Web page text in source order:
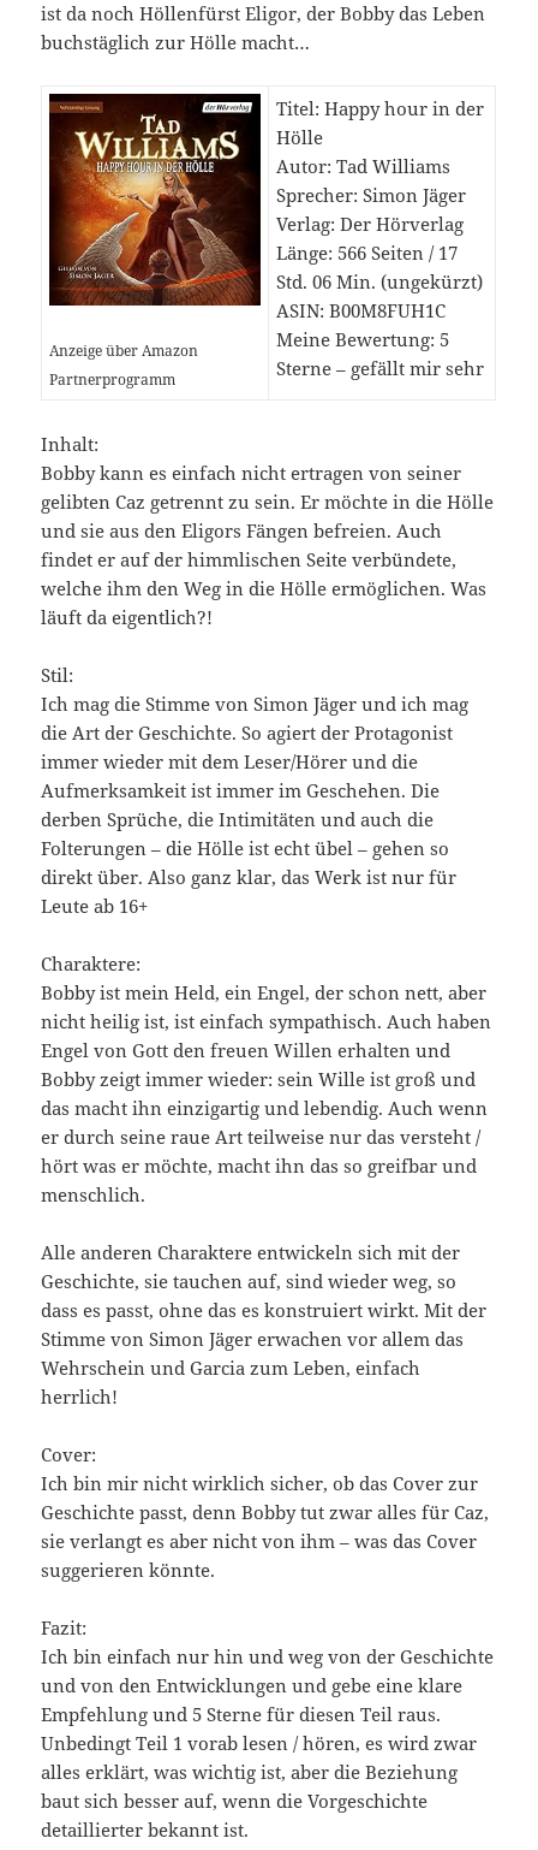
ist da noch Höllenfürst Eligor, der Bobby das Leben
buchstäglich zur Hölle macht…
Anzeige über Amazon
Partnerprogramm
Titel: Happy hour in der
Hölle
Autor: Tad Williams
Sprecher: Simon Jäger
Verlag: Der Hörverlag
Länge: 566 Seiten / 17
Std. 06 Min. (ungekürzt)
ASIN: B00M8FUH1C
Meine Bewertung: 5
Sterne – gefällt mir sehr
Inhalt:
Bobby kann es einfach nicht ertragen von seiner
gelibten Caz getrennt zu sein. Er möchte in die Hölle
und sie aus den Eligors Fängen befreien. Auch
findet er auf der himmlischen Seite verbündete,
welche ihm den Weg in die Hölle ermöglichen. Was
läuft da eigentlich?!
Stil:
Ich mag die Stimme von Simon Jäger und ich mag
die Art der Geschichte. So agiert der Protagonist
immer wieder mit dem Leser/Hörer und die
Aufmerksamkeit ist immer im Geschehen. Die
derben Sprüche, die Intimitäten und auch die
Folterungen – die Hölle ist echt übel – gehen so
direkt über. Also ganz klar, das Werk ist nur für
Leute ab 16+
Charaktere:
Bobby ist mein Held, ein Engel, der schon nett, aber
nicht heilig ist, ist einfach sympathisch. Auch haben
Engel von Gott den freuen Willen erhalten und
Bobby zeigt immer wieder: sein Wille ist groß und
das macht ihn einzigartig und lebendig. Auch wenn
er durch seine raue Art teilweise nur das versteht /
hört was er möchte, macht ihn das so greifbar und
menschlich.
Alle anderen Charaktere entwickeln sich mit der
Geschichte, sie tauchen auf, sind wieder weg, so
dass es passt, ohne das es konstruiert wirkt. Mit der
Stimme von Simon Jäger erwachen vor allem das
Wehrschein und Garcia zum Leben, einfach
herrlich!
Cover:
Ich bin mir nicht wirklich sicher, ob das Cover zur
Geschichte passt, denn Bobby tut zwar alles für Caz,
sie verlangt es aber nicht von ihm – was das Cover
suggerieren könnte.
Fazit:
Ich bin einfach nur hin und weg von der Geschichte
und von den Entwicklungen und gebe eine klare
Empfehlung und 5 Sterne für diesen Teil raus.
Unbedingt Teil 1 vorab lesen / hören, es wird zwar
alles erklärt, was wichtig ist, aber die Beziehung
baut sich besser auf, wenn die Vorgeschichte
detaillierter bekannt ist.